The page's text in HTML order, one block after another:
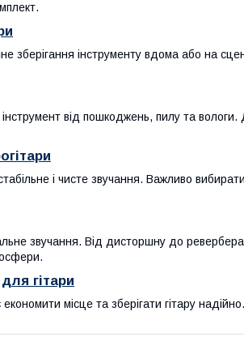
зберігання інструменту вдома або на
від пошкоджень, пилу та
і чисте звучання. Важливо
звучання. Від дисторшну до
гітари
місце та зберігати гітару